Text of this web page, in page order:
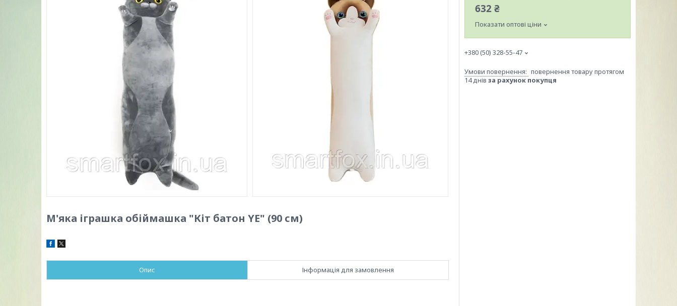
М'яка іграшка обіймашка "Кіт батон YE" (90 см)
Опис Інформація для замовлення
632 ₴
Показати оптові ціни
+380 (50) 328-55-47
повернення товару протягом
14 днів за рахунок покупця